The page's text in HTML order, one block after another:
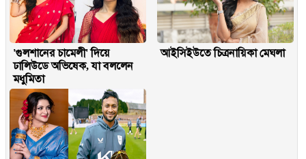
'গুলশানের চামেলী' দিয়ে
ঢালিউডে অভিষেক, যা বললেন
মধুমিতা
আইসিইউতে চিত্রনায়িকা মেঘলা